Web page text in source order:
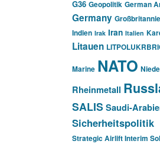
G36 Geopolitik German
Germany
Indien Irak Iran Italien
Litauen
Marine NATO
Rheinmetall
SALIS Saudi-
Sicherheitspolitik
Strategic Airlift Interim